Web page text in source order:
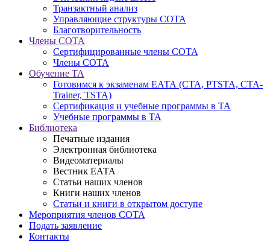
Транзактный анализ
Управляющие структуры СОТА
Благотворительность
Члены СОТА
Сертифицированные члены СОТА
Члены СОТА
Обучение ТА
Готовимся к экзаменам ЕАТА (СТА, PTSTA, СТА-
Trainer, TSTA)
Сертификация и учебные программы в ТА
Учебные программы в ТА
Библиотека
Печатные издания
Электронная библиотека
Видеоматериалы
Вестник ЕАТА
Статьи наших членов
Книги наших членов
Статьи и книги в открытом доступе
Мероприятия членов СОТА
Подать заявление
Контакты